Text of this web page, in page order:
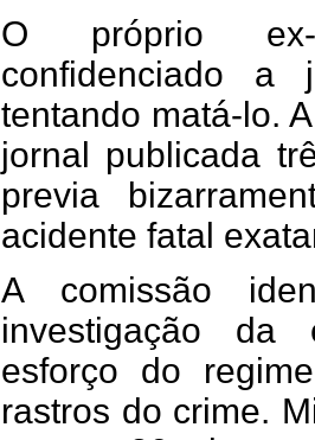
O próprio ex-
confidenciado a
tentando matá-lo.
jornal publicada
previa
acidente fatal
A comissão
investigação da
esforço do
rastros do crime.